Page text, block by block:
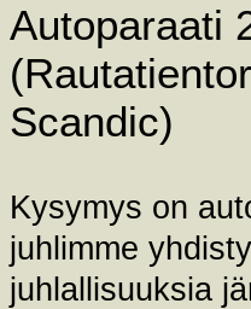
Autoparaati
Scandic)
Kysymys on
juhlimme
juhlallisuuksia